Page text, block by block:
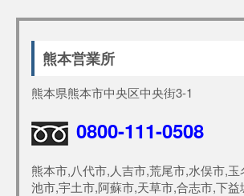
熊本営業所
熊本県熊本市中央区中央街3-1
0800-111-0508
熊本市,八代市,人吉市,荒尾市,水俣市,
池市,宇土市,阿蘇市,天草市,合志市,下